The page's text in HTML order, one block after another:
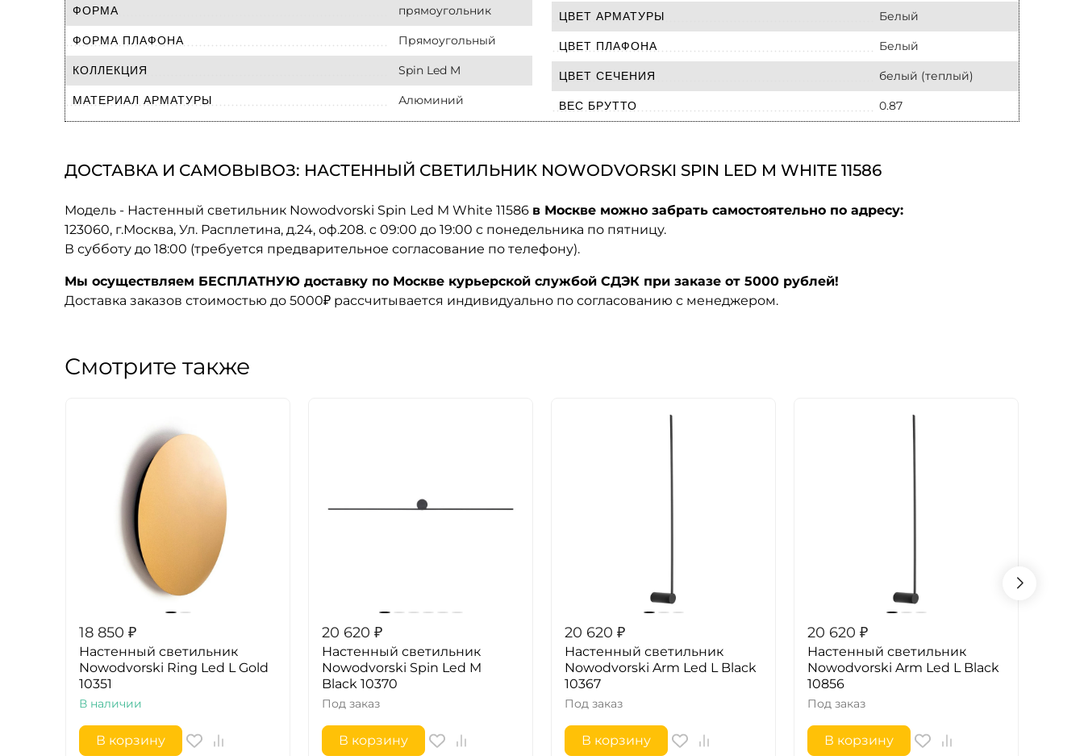
ФОРМА прямоугольник
ФОРМА ПЛАФОНА Прямоугольный
КОЛЛЕКЦИЯ Spin Led M
МАТЕРИАЛ АРМАТУРЫ Алюминий
ЦВЕТ АРМАТУРЫ Белый
ЦВЕТ ПЛАФОНА Белый
ЦВЕТ СЕЧЕНИЯ белый (теплый)
ВЕС БРУТТО 0.87
ДОСТАВКА И САМОВЫВОЗ: НАСТЕННЫЙ СВЕТИЛЬНИК NOWODVORSKI SPIN LED M WHITE 11586
Модель - Настенный светильник Nowodvorski Spin Led M White 11586 в Москве можно забрать самостоятельно по адресу:
123060, г.Москва, Ул. Расплетина, д.24, оф.208. с 09:00 до 19:00 с понедельника по пятницу.
В субботу до 18:00 (требуется предварительное согласование по телефону).
Мы осуществляем БЕСПЛАТНУЮ доставку по Москве курьерской службой СДЭК при заказе от 5000 рублей!
Доставка заказов стоимостью до 5000₽ рассчитывается индивидуально по согласованию с менеджером.
Смотрите также
18 850 ₽
Настенный светильник
Nowodvorski Ring Led L Gold
10351
В наличии
В корзину
20 620 ₽
Настенный светильник
Nowodvorski Spin Led M
Black 10370
Под заказ
В корзину
20 620 ₽
Настенный светильник
Nowodvorski Arm Led L Black
10367
Под заказ
В корзину
20 620 ₽
Настенный светильник
Nowodvorski Arm Led L Black
10856
Под заказ
В корзину